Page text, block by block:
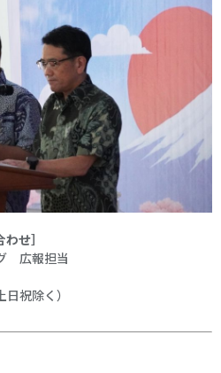
せ］
広報担当
祝除く）